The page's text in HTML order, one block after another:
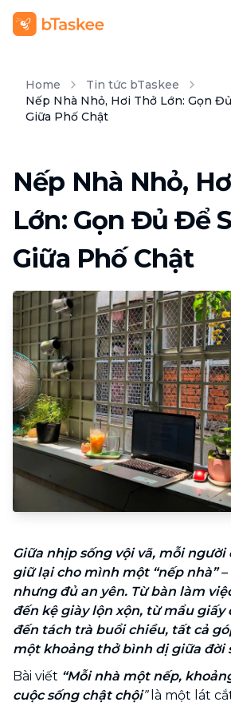
Home
Tin tức bTaskee
Nếp Nhà Nhỏ, Hơi Thở Lớn: Gọn
Giữa Phố Chật
Nếp Nhà Nhỏ,
Lớn: Gọn Đủ Để
Giữa Phố Chật
Giữa nhịp sống vội vã, mỗi
giữ lại cho mình một “nếp nhà”
nhưng đủ an yên. Từ bàn làm
đến kệ giày lộn xộn, từ mẩu
đến tách trà buổi chiều, tất cả
một khoảng thở bình dị giữa đời
Bài viết “Mỗi nhà một nếp,
cuộc sống chật chội”là một lát